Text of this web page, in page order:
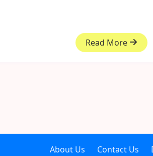
Read More
About Us Contact Us